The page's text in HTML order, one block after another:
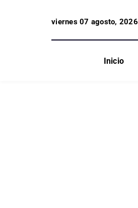
viernes 07 agosto, 2026
Inicio